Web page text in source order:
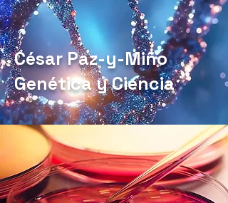
César Paz-y-Miño
Genética y Ciencia